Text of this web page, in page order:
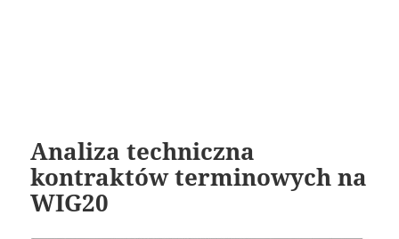
Analiza techniczna
kontraktów terminowych na
WIG20